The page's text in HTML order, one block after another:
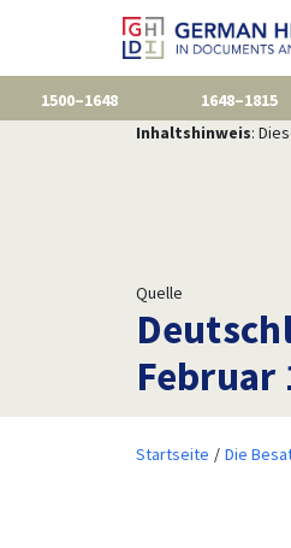
1500–1648 1648–1815
Inhaltshinweis:
Quelle
Februar
Startseite Die